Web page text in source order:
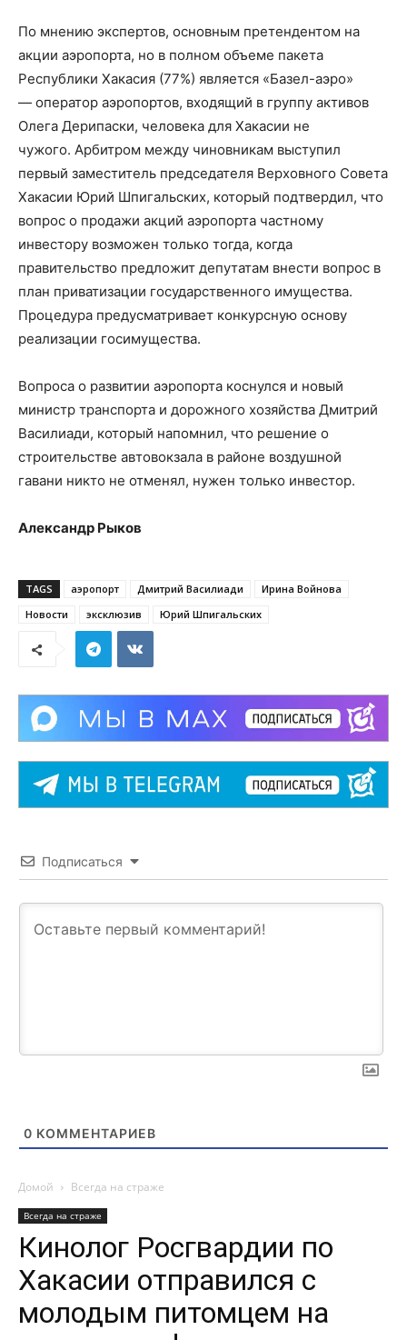
По мнению экспертов, основным претендентом на
акции аэропорта, но в полном объеме пакета
Республики Хакасия (77%) является «Базел-аэро»
— оператор аэропортов, входящий в группу активов
Олега Дерипаски, человека для Хакасии не
чужого. Арбитром между чиновникам выступил
первый заместитель председателя Верховного Совета
Хакасии Юрий Шпигальских, который подтвердил, что
вопрос о продажи акций аэропорта частному
инвестору возможен только тогда, когда
правительство предложит депутатам внести вопрос в
план приватизации государственного имущества.
Процедура предусматривает конкурсную основу
реализации госимущества.
Вопроса о развитии аэропорта коснулся и новый
министр транспорта и дорожного хозяйства Дмитрий
Василиади, который напомнил, что решение о
строительстве автовокзала в районе воздушной
гавани никто не отменял, нужен только инвестор.
Александр Рыков
TAGS аэропорт Дмитрий Василиади
Ирина Войнова
Новости
эксклюзив Юрий Шпигальских
Подписаться
0 КОММЕНТАРИЕВ